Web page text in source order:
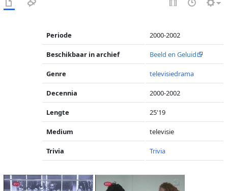
Periode 2000-2002
Beschikbaar in archief Beeld en Geluid
Genre televisiedrama
Decennia 2000-2002
Lengte 25'19
Medium televisie
Trivia Trivia